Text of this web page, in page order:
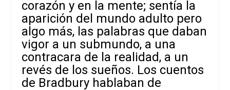
corazón y en la mente; sentía la
aparición del mundo adulto pero
algo más, las palabras que daban
vigor a un submundo, a una
contracara de la realidad, a un
revés de los sueños. Los cuentos
de Bradbury hablaban de